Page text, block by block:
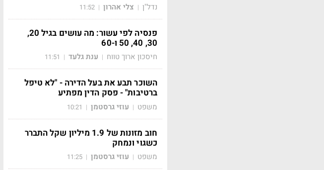
נדל"ן | צלי אהרון |
11:52
פנסיה לפי עשור: מה עושים בגיל 20,
30, 40, 50 ו-60
חיסכון ארוך טווח | ענת גלעד |
11:51
השוכר תבע את בעל הדירה - "לא טיפל
ברטיבות" - פסק הדין מפתיע
משפט | עוזי גרסטמן |
10:21
חוב מזונות של 1.9 מיליון שקל התברר
כשגוי ונמחק
משפט | עוזי גרסטמן |
11:25